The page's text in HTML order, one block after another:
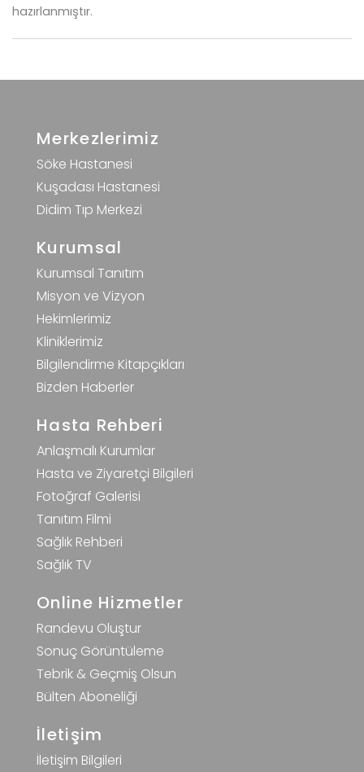
hazırlanmıştır.
Merkezlerimiz
Söke Hastanesi
Kuşadası Hastanesi
Didim Tıp Merkezi
Kurumsal
Kurumsal Tanıtım
Misyon ve Vizyon
Hekimlerimiz
Kliniklerimiz
Bilgilendirme Kitapçıkları
Bizden Haberler
Hasta Rehberi
Anlaşmalı Kurumlar
Hasta ve Ziyaretçi Bilgileri
Fotoğraf Galerisi
Tanıtım Filmi
Sağlık Rehberi
Sağlık TV
Online Hizmetler
Randevu Oluştur
Sonuç Görüntüleme
Tebrik & Geçmiş Olsun
Bülten Aboneliği
İletişim
İletişim Bilgileri